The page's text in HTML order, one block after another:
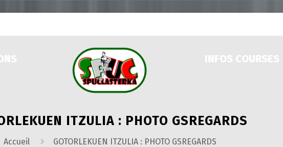
INFOS COURSES
ITZULIA : PHOTO GSREGARDS
Accueil GOTORLEKUEN ITZULIA : PHOTO GSREGARDS